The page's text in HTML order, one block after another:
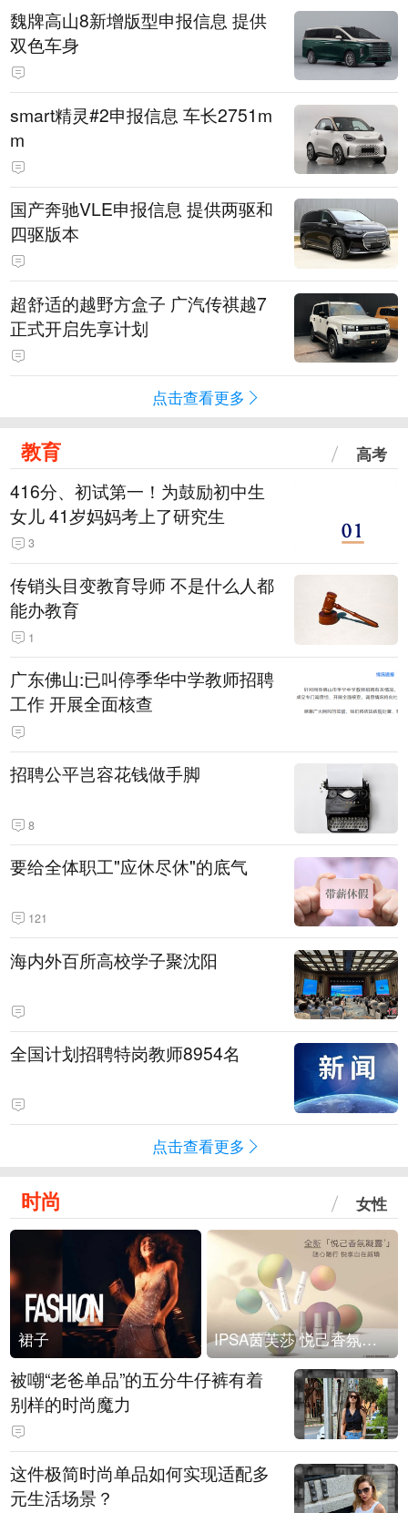
魏牌高山8新增版型申报信息 提供
双色车身
smart精灵#2申报信息 车长2751m
m
国产奔驰VLE申报信息 提供两驱和
四驱版本
超舒适的越野方盒子 广汽传祺越7
正式开启先享计划
点击查看更多
教育 高考
416分、初试第一！为鼓励初中生
女儿 41岁妈妈考上了研究生
3
传销头目变教育导师 不是什么人都
能办教育
1
广东佛山:已叫停季华中学教师招聘
工作 开展全面核查
招聘公平岂容花钱做手脚
8
要给全体职工"应休尽休"的底气
121
海内外百所高校学子聚沈阳
全国计划招聘特岗教师8954名
点击查看更多
时尚 女性
裙子 IPSA茵芙莎 悦己香氛凝露上市
被嘲“老爸单品”的五分牛仔裤有着
别样的时尚魔力
这件极简时尚单品如何实现适配多
元生活场景？